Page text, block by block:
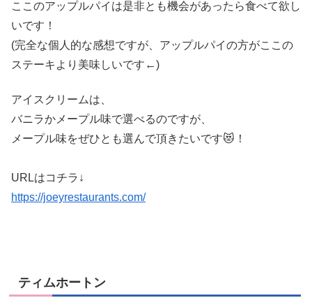
ここのアップルパイは是非とも機会があったら食べて欲し
いです！
(完全な個人的な感想ですが、アップルパイの方がここの
ステーキより美味しいです←)
アイスクリームは、
バニラかメープル味で選べるのですが、
メープル味をぜひとも選んで頂きたいです😻！
URLはコチラ↓
https://joeyrestaurants.com/
ティムホートン